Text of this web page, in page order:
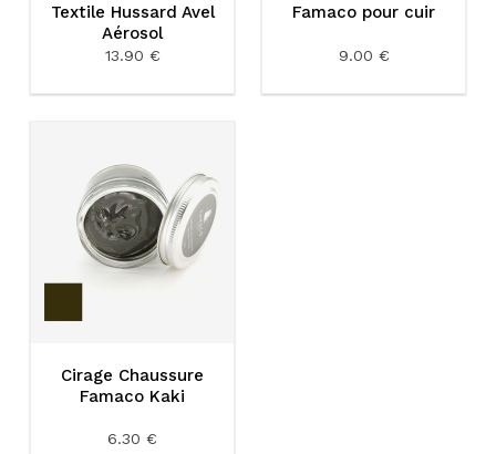
Textile Hussard Avel
Aérosol
13.90 €
Famaco pour cuir
9.00 €
Cirage Chaussure
Famaco Kaki
6.30 €